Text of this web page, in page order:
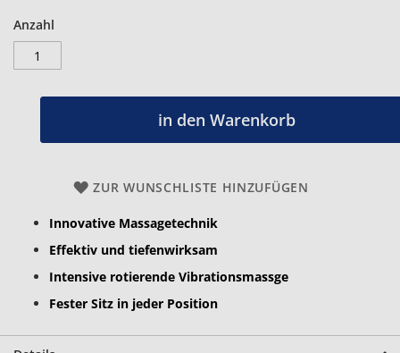
Anzahl
in den Warenkorb
ZUR WUNSCHLISTE HINZUFÜGEN
Innovative Massagetechnik
Effektiv und tiefenwirksam
Intensive rotierende Vibrationsmassge
Fester Sitz in jeder Position